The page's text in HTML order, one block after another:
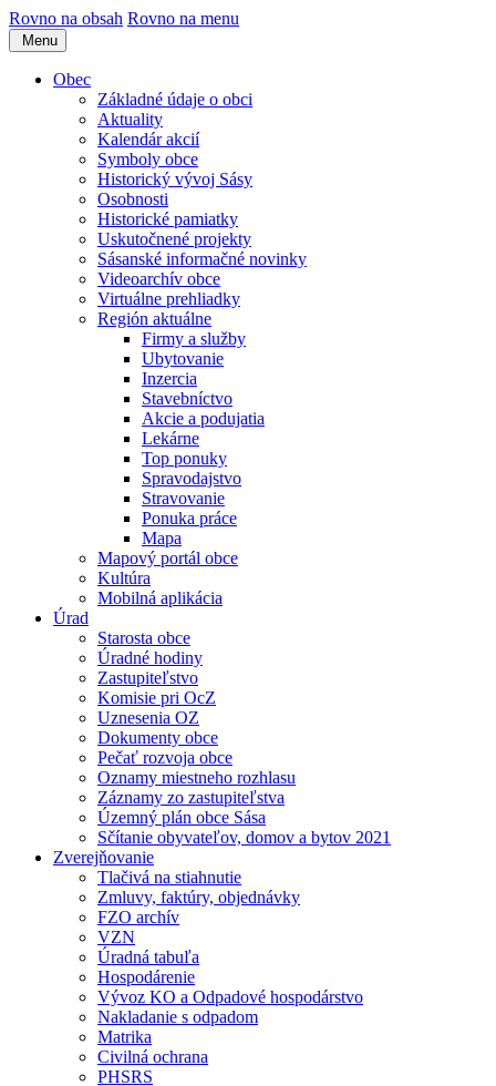
Rovno na obsah Rovno na menu
Menu
Obec
Základné údaje o obci
Aktuality
Kalendár akcií
Symboly obce
Historický vývoj Sásy
Osobnosti
Historické pamiatky
Uskutočnené projekty
Sásanské informačné novinky
Videoarchív obce
Virtuálne prehliadky
Región aktuálne
Firmy a služby
Ubytovanie
Inzercia
Stavebníctvo
Akcie a podujatia
Lekárne
Top ponuky
Spravodajstvo
Stravovanie
Ponuka práce
Mapa
Mapový portál obce
Kultúra
Mobilná aplikácia
Úrad
Starosta obce
Úradné hodiny
Zastupiteľstvo
Komisie pri OcZ
Uznesenia OZ
Dokumenty obce
Pečať rozvoja obce
Oznamy miestneho rozhlasu
Záznamy zo zastupiteľstva
Územný plán obce Sása
Sčítanie obyvateľov, domov a bytov 2021
Zverejňovanie
Tlačivá na stiahnutie
Zmluvy, faktúry, objednávky
FZO archív
VZN
Úradná tabuľa
Hospodárenie
Vývoz KO a Odpadové hospodárstvo
Nakladanie s odpadom
Matrika
Civilná ochrana
PHSRS